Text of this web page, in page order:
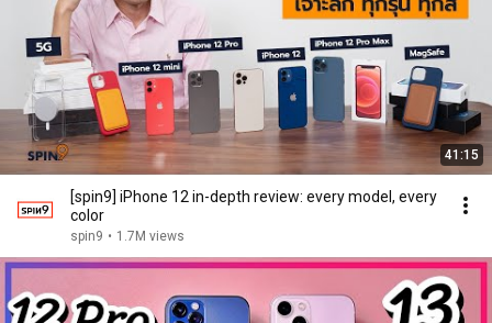
41:15
[spin9] iPhone 12 in-depth review: every model, every
color
spin9 • 1.7M views